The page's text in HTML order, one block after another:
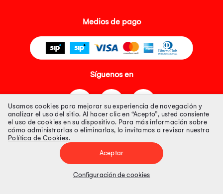
Medios de pago
Síguenos en
Tienda 100% Segura
Tiendas Peruanas S.A. R.U.C. Nº 20493020618. Todos los derechos
Precios disponibles solo en www.oechsle.pe. Precios online publicados
Usamos cookies para mejorar su experiencia de navegación y
analizar el uso del sitio. Al hacer clic en “Acepto”, usted consiente
el uso de cookies en su dispositivo. Para más información sobre
cómo administrarlas o eliminarlas, lo invitamos a revisar nuestra
Política de Cookies.
Aceptar
Configuración de cookies